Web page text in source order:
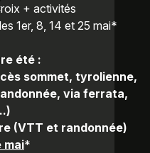
+ activités
1er, 8, 14 et 25 mai*
été :
sommet, tyrolienne,
via ferrata,
(VTT et randonnée)
mai*